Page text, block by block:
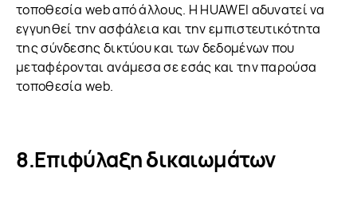
τοποθεσία web από άλλους. Η HUAWEI αδυνατεί να
εγγυηθεί την ασφάλεια και την εμπιστευτικότητα
της σύνδεσης δικτύου και των δεδομένων που
μεταφέρονται ανάμεσα σε εσάς και την παρούσα
τοποθεσία web.
Επιφύλαξη δικαιωμάτων